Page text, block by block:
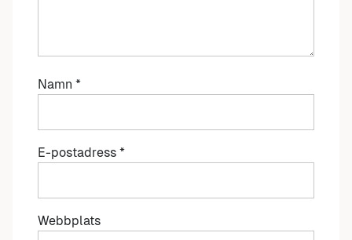
Namn *
E-postadress *
Webbplats